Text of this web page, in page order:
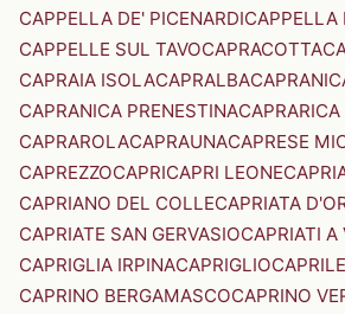
CAPPELLA DE' PICENARDICAPPELLA
CAPPELLE SUL TAVOCAPRACOTTA
CAPRAIA ISOLACAPRALBA
CAPRANICA PRENESTINA
CAPRAROLACAPRAUNACAPRESE
CAPREZZOCAPRICAPRI LEONE
CAPRIANO DEL COLLECAPRIATA
CAPRIATE SAN GERVASIOCAPRIATI A
CAPRIGLIA IRPINACAPRIGLIOCAPRILE
CAPRINO BERGAMASCOCAPRINO